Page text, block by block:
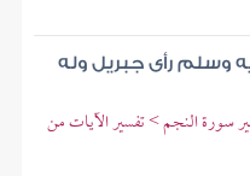
وسلم رأى جبريل وله
سورة النجم > تفسير الآيات من